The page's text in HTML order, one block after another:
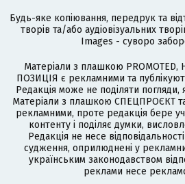
Будь-яке копіювання, передрук та
творів та/або аудіовізуальних
Images - суворо
Матеріали з плашкою
ПОЗИЦІЯ є рекламними та
Редакція може не поділяти погляди,
Матеріали з плашкою СПЕЦПРОЄКТ
рекламними, проте редакція бере
контенту і поділяє думки,
Редакція не несе
судження, оприлюднені у
українським законодавством
реклами несе